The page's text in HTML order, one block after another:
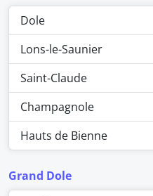
Dole
Lons-le-Saunier
Saint-Claude
Champagnole
Hauts de Bienne
Grand Dole